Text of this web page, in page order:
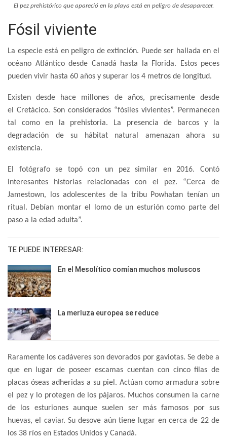
El pez prehistórico que apareció en la playa está en peligro de desaparecer.
Fósil viviente
La especie está en peligro de extinción. Puede ser hallada en el
océano Atlántico desde Canadá hasta la Florida. Estos peces
pueden vivir hasta 60 años y superar los 4 metros de longitud.
Existen desde hace millones de años, precisamente desde
el Cretácico. Son considerados “fósiles vivientes”. Permanecen
tal como en la prehistoria. La presencia de barcos y la
degradación de su hábitat natural amenazan ahora su
existencia.
El fotógrafo se topó con un pez similar en 2016. Contó
interesantes historias relacionadas con el pez. “Cerca de
Jamestown, los adolescentes de la tribu Powhatan tenían un
ritual. Debían montar el lomo de un esturión como parte del
paso a la edad adulta”.
TE PUEDE INTERESAR:
En el Mesolítico comían muchos moluscos
La merluza europea se reduce
Raramente los cadáveres son devorados por gaviotas. Se debe a
que en lugar de poseer escamas cuentan con cinco filas de
placas óseas adheridas a su piel. Actúan como armadura sobre
el pez y lo protegen de los pájaros. Muchos consumen la carne
de los esturiones aunque suelen ser más famosos por sus
huevas, el caviar. Su desove aún tiene lugar en cerca de 22 de
los 38 ríos en Estados Unidos y Canadá.